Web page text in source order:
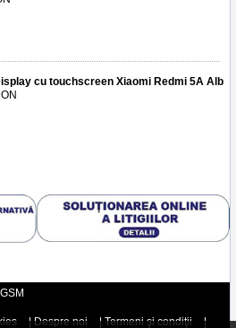
cu touchscreen Xiaomi Redmi 5A Alb
| Despre noi | Termeni şi condiţii
|